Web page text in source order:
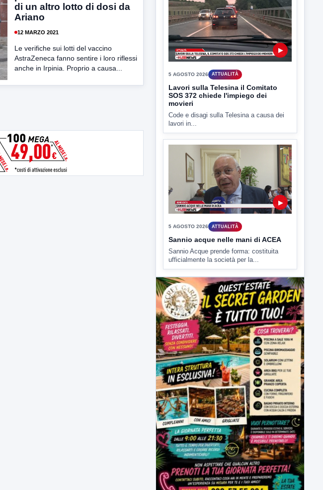
di un altro lotto di dosi da
Ariano
12 MARZO 2021
Le verifiche sui lotti del vaccino
AstraZeneca fanno sentire i loro riflessi
anche in Irpinia. Proprio a causa...
▶
5 AGOSTO 2026 ATTUALITÀ
Miasmi, si infiamma il dibattito
politico
lL caso dei miasmi a Ponte Valentino
approda anche nel...
▶
5 AGOSTO 2026 ATTUALITÀ
Lavori sulla Telesina il Comitato
SOS 372 chiede l'impiego dei
movieri
Code e disagi sulla Telesina a causa dei
lavori in...
▶
5 AGOSTO 2026 ATTUALITÀ
Sannio acque nelle mani di ACEA
Sannio Acque prende forma: costituita
ufficialmente la società per la...